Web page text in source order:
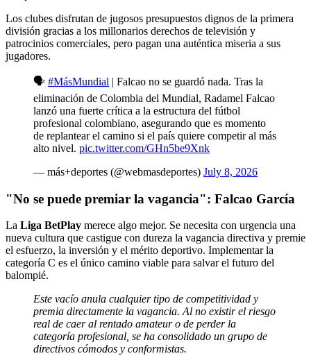
Los clubes disfrutan de jugosos presupuestos dignos de la primera
división gracias a los millonarios derechos de televisión y
patrocinios comerciales, pero pagan una auténtica miseria a sus
jugadores.
🗣️ #MásMundial | Falcao no se guardó nada. Tras la
eliminación de Colombia del Mundial, Radamel Falcao
lanzó una fuerte crítica a la estructura del fútbol
profesional colombiano, asegurando que es momento
de replantear el camino si el país quiere competir al más
alto nivel. pic.twitter.com/GHn5be9Xnk
— más+deportes (@webmasdeportes) July 8, 2026
"No se puede premiar la vagancia": Falcao García
La Liga BetPlay merece algo mejor. Se necesita con urgencia una
nueva cultura que castigue con dureza la vagancia directiva y premie
el esfuerzo, la inversión y el mérito deportivo. Implementar la
categoría C es el único camino viable para salvar el futuro del
balompié.
Este vacío anula cualquier tipo de competitividad y
premia directamente la vagancia. Al no existir el riesgo
real de caer al rentado amateur o de perder la
categoría profesional, se ha consolidado un grupo de
directivos cómodos y conformistas.